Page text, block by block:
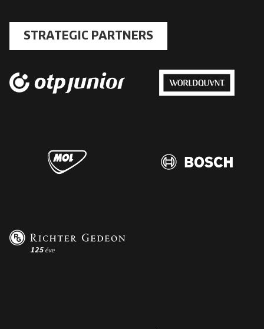
STRATEGIC PARTNERS